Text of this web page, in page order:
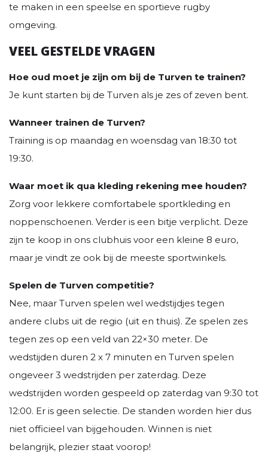
te maken in een speelse en sportieve rugby
omgeving.
VEEL GESTELDE VRAGEN
Hoe oud moet je zijn om bij de Turven te trainen?
Je kunt starten bij de Turven als je zes of zeven bent.
Wanneer trainen de Turven?
Training is op maandag en woensdag van 18:30 tot
19:30.
Waar moet ik qua kleding rekening mee houden?
Zorg voor lekkere comfortabele sportkleding en
noppenschoenen. Verder is een bitje verplicht. Deze
zijn te koop in ons clubhuis voor een kleine 8 euro,
maar je vindt ze ook bij de meeste sportwinkels.
Spelen de Turven competitie?
Nee, maar Turven spelen wel wedstijdjes tegen
andere clubs uit de regio (uit en thuis). Ze spelen zes
tegen zes op een veld van 22×30 meter. De
wedstijden duren 2 x 7 minuten en Turven spelen
ongeveer 3 wedstrijden per zaterdag. Deze
wedstrijden worden gespeeld op zaterdag van 9:30 tot
12:00. Er is geen selectie. De standen worden hier dus
niet officieel van bijgehouden. Winnen is niet
belangrijk, plezier staat voorop!